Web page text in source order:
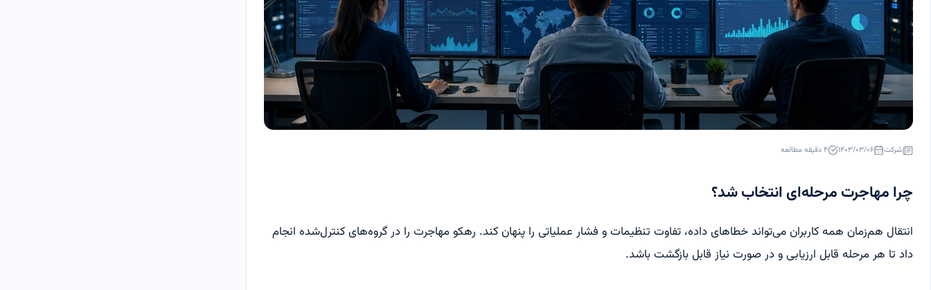
شرکت ۱۴۰۳/۰۳/۰۶ ۴ دقیقه مطالعه
چرا مهاجرت مرحله‌ای انتخاب شد؟
انتقال هم‌زمان همه کاربران می‌تواند خطاهای داده، تفاوت تنظیمات و فشار عملیاتی را پنهان کند. رهکو مهاجرت را در گروه‌های کنترل‌شده انجام
داد تا هر مرحله قابل ارزیابی و در صورت نیاز قابل بازگشت باشد.